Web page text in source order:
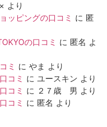
より
ッピングの口コミ に 匿
の口コミ に 匿名 よ
ミ に やま より
コミ に ユースキン より
コミ に ２７歳 男 より
コミ に 匿名 より